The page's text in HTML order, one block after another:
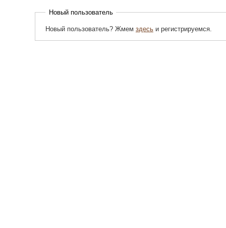
Новый пользователь
Новый пользователь? Жмем здесьи регистрируемся.